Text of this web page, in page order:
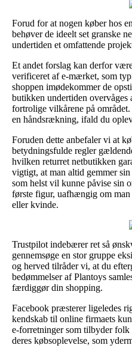
Forud for at nogen køber hos
behøver de ideelt set granske
undertiden et omfattende
Et andet forslag kan derfor
verificeret af e-mærket, som
shoppen imødekommer de
butikken undertiden overvåges
fortrolige vilkårene på
en håndsrækning, ifald du
Foruden dette anbefaler vi at
betydningsfulde regler
hvilken returret netbutikken
vigtigt, at man altid gemmer
som helst vil kunne påvise sin
første figur, uafhængig om
eller kvinde.
Trustpilot indebærer ret så
gennemsøge en stor gruppe
og herved tilråder vi, at du
bedømmelser af Plantoys
færdiggør din shopping.
Facebook præsterer ligeledes
kendskab til online firmaets
e-forretninger som tilbyder
deres købsoplevelse, som